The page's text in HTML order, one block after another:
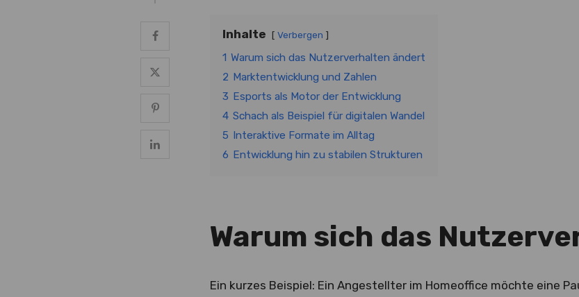
Inhalte Verbergen
1 Warum sich das Nutzerverhalten ändert
2 Marktentwicklung und Zahlen
3 Esports als Motor der Entwicklung
4 Schach als Beispiel für digitalen Wandel
5 Interaktive Formate im Alltag
6 Entwicklung hin zu stabilen Strukturen
Warum sich das
Ein kurzes Beispiel: Ein Angestellter im Homeoffice möchte eine